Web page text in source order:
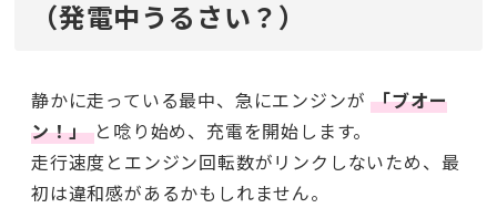
（発電中うるさい？）
静かに走っている最中、急にエンジンが「ブオー
ン！」と唸り始め、充電を開始します。
走行速度とエンジン回転数がリンクしないため、最
初は違和感があるかもしれません。